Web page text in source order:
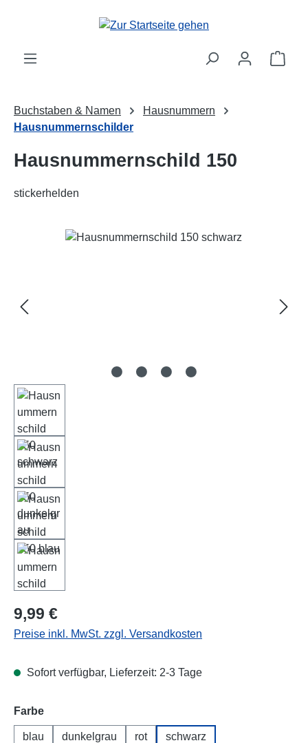
Zum Hauptinhalt springen
Buchstaben & Namen
Hausnummern
Hausnummernschilder
Hausnummernschild 150
stickerhelden
Bildergalerie überspringen
Regulärer Preis:
9,99 €
Preise inkl. MwSt. zzgl. Versandkosten
Sofort verfügbar, Lieferzeit: 2-3 Tage
Farbe
blau dunkelgrau rot schwarz